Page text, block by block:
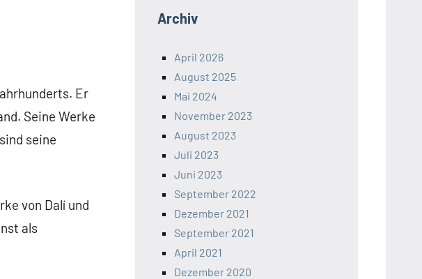
Er
Seine Werke
seine
von Dalí und
als
Archiv
April 2026
August 2025
Mai 2024
November 2023
August 2023
Juli 2023
Juni 2023
September 2022
Dezember 2021
September 2021
April 2021
Dezember 2020